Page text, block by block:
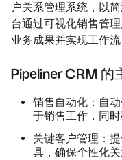
户关系管理系统，以
台通过可视化销售管
业务成果并实现工作流
Pipeliner CRM 的
销售自动化 ：自
于销售工作，同时
关键客户管理 ：
具，确保个性化关